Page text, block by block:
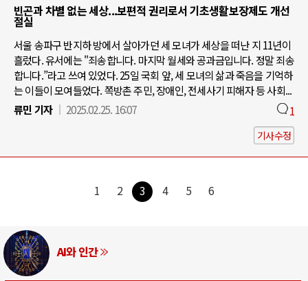
빈곤과 차별 없는 세상...보편적 권리로서 기초생활보장제도 개선
절실
서울 송파구 반지하 방에서 살아가던 세 모녀가 세상을 떠난 지 11년이
흘렀다. 유서에는 "죄송합니다. 마지막 월세와 공과금입니다. 정말 죄송
합니다.”라고 쓰여 있었다. 25일 국회 앞, 세 모녀의 삶과 죽음을 기억하
는 이들이 모여들었다. 쪽방촌 주민, 장애인, 전세사기 피해자 등 사회...
류민 기자
2025.02.25. 16:07 1
기사수정
1 2 3 4 5 6
AI와 인간